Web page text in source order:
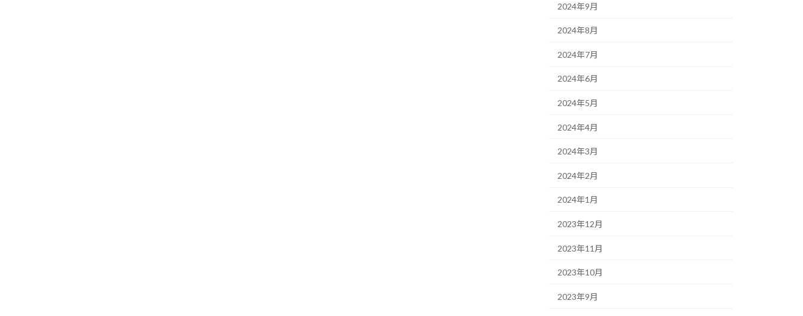
2024年9月
2024年8月
2024年7月
2024年6月
2024年5月
2024年4月
2024年3月
2024年2月
2024年1月
2023年12月
2023年11月
2023年10月
2023年9月